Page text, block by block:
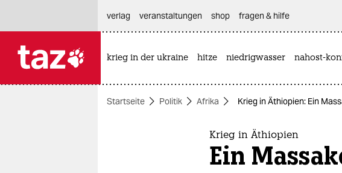
themen
verlag
veranstaltungen shop fragen & hilfe
krieg in der ukraine hitze niedrigwasser nahost-
Startseite Politik Afrika Krieg in Äthiopien: Ein
Krieg in Äthiopien
Ein